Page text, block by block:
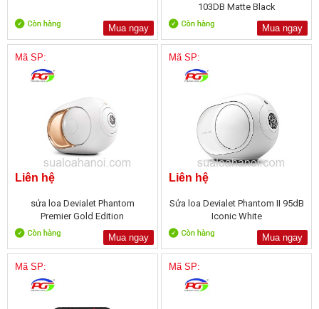
Mua ngay
103DB Matte Black
Mua ngay
Mã SP:
Liên hệ
sửa loa Devialet Phantom
Premier Gold Edition
Mua ngay
Mã SP:
Liên hệ
Sửa loa Devialet Phantom II 95dB
Iconic White
Mua ngay
Mã SP: Mã SP: